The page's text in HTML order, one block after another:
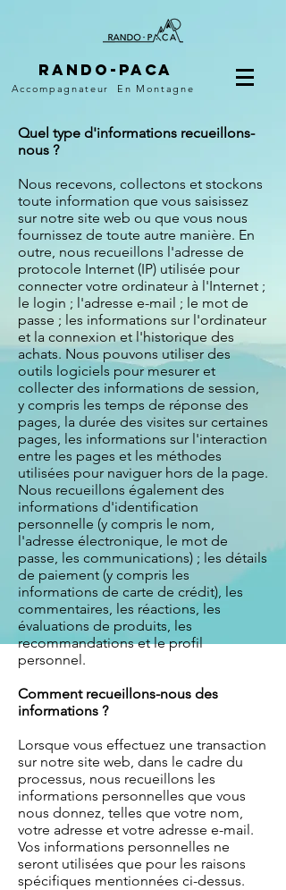
Rando-PACA
Accompagnateur En Montagne
Quel type d'informations recueillons-
nous ?
Nous recevons, collectons et stockons
toute information que vous saisissez
sur notre site web ou que vous nous
fournissez de toute autre manière. En
outre, nous recueillons l'adresse de
protocole Internet (IP) utilisée pour
connecter votre ordinateur à l'Internet ;
le login ; l'adresse e-mail ; le mot de
passe ; les informations sur l'ordinateur
et la connexion et l'historique des
achats. Nous pouvons utiliser des
outils logiciels pour mesurer et
collecter des informations de session,
y compris les temps de réponse des
pages, la durée des visites sur certaines
pages, les informations sur l'interaction
entre les pages et les méthodes
utilisées pour naviguer hors de la page.
Nous recueillons également des
informations d'identification
personnelle (y compris le nom,
l'adresse électronique, le mot de
passe, les communications) ; les détails
de paiement (y compris les
informations de carte de crédit), les
commentaires, les réactions, les
évaluations de produits, les
recommandations et le profil
personnel.
Comment recueillons-nous des
informations ?
Lorsque vous effectuez une transaction
sur notre site web, dans le cadre du
processus, nous recueillons les
informations personnelles que vous
nous donnez, telles que votre nom,
votre adresse et votre adresse e-mail.
Vos informations personnelles ne
seront utilisées que pour les raisons
spécifiques mentionnées ci-dessus.